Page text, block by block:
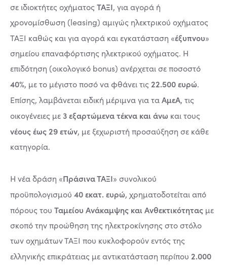
σε ιδιοκτήτες οχήματοςΤΑΞΙ, για αγορά ή
χρονομίσθωση (leasing) αμιγώς ηλεκτρικού οχήματος
ΤΑΞΙ καθώς και για αγορά και εγκατάσταση «έξυπνου»
σημείου επαναφόρτισης ηλεκτρικού οχήματος. Η
επιδότηση (οικολογικό bonus) ανέρχεται σε ποσοστό
40%, με το μέγιστο ποσό να φθάνει τις22.500 ευρώ.
Επίσης, λαμβάνεται ειδική μέριμνα για ταΑμεΑ, τις
οικογένειες με3 εξαρτώμενα τέκνα και άνω και τους
νέους έως 29 ετών, με ξεχωριστή προσαύξηση σε κάθε
κατηγορία.
Η νέα δράση «Πράσινα ΤΑΞΙ» συνολικού
προϋπολογισμού 40 εκατ. ευρώ, χρηματοδοτείται από
πόρους του Ταμείου Ανάκαμψης και Ανθεκτικότητας με
σκοπό την προώθηση της ηλεκτροκίνησης στο στόλο
των οχημάτων ΤΑΞΙ που κυκλοφορούν εντός της
ελληνικής επικράτειας με αντικατάσταση περίπου 2.000